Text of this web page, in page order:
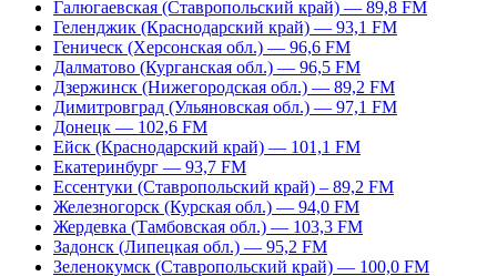
Галюгаевская (Ставропольский край) — 89,8 FM
Геленджик (Краснодарский край) — 93,1 FM
Геническ (Херсонская обл.) — 96,6 FM
Далматово (Курганская обл.) — 96,5 FM
Дзержинск (Нижегородская обл.) — 89,2 FM
Димитровград (Ульяновская обл.) — 97,1 FM
Донецк — 102,6 FM
Ейск (Краснодарский край) — 101,1 FM
Екатеринбург — 93,7 FM
Ессентуки (Ставропольский край) – 89,2 FM
Железногорск (Курская обл.) — 94,0 FM
Жердевка (Тамбовская обл.) — 103,3 FM
Задонск (Липецкая обл.) — 95,2 FM
Зеленокумск (Ставропольский край) — 100,0 FM